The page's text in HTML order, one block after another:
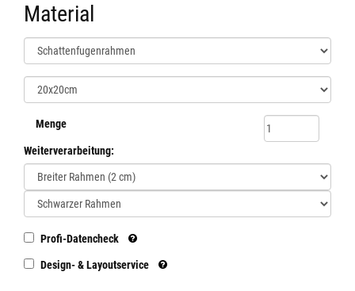
Material
Menge
Weiterverarbeitung:
Profi-Datencheck
Design- & Layoutservice